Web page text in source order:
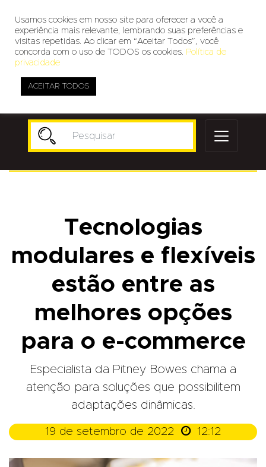
Tecnologias
modulares e flexíveis
estão entre as
melhores opções
para o e-commerce
Especialista da Pitney Bowes chama a
atenção para soluções que possibilitem
adaptações dinâmicas.
19 de setembro de 2022  12:12
Usamos cookies em nosso site para oferecer a você a
experiência mais relevante, lembrando suas preferências e
visitas repetidas. Ao clicar em “Aceitar Todos”, você
concorda com o uso de TODOS os cookies. Política de
privacidade
ACEITAR TODOS